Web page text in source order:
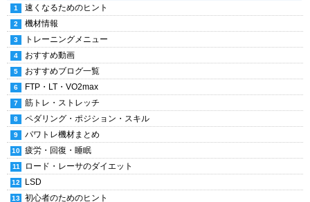
速くなるためのヒント
機材情報
トレーニングメニュー
おすすめ動画
おすすめブログ一覧
FTP・LT・VO2max
筋トレ・ストレッチ
ペダリング・ポジション・スキル
パワトレ機材まとめ
疲労・回復・睡眠
ロード・レーサのダイエット
LSD
初心者のためのヒント